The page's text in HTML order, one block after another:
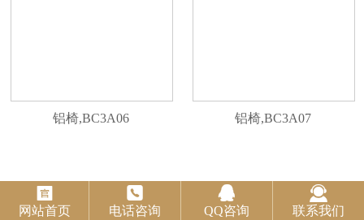
铝椅,BC3A06 铝椅,BC3A07

网站首页

电话咨询

QQ咨询

联系我们